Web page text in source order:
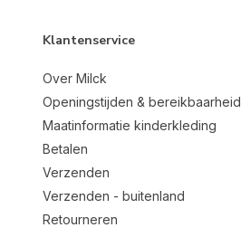
Klantenservice
Over Milck
Openingstijden & bereikbaarheid
Maatinformatie kinderkleding
Betalen
Verzenden
Verzenden - buitenland
Retourneren